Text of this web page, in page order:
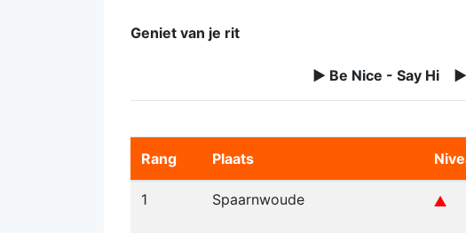
Geniet van je rit
► Be Nice - Say Hi
Rang Plaats
1 Spaarnwoude